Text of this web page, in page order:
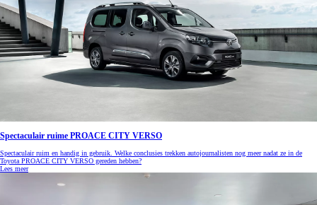
Spectaculair ruime PROACE CITY VERSO
Spectaculair ruim en handig in gebruik. Welke conclusies trekken autojournalisten nog meer nadat ze in de
Toyota PROACE CITY VERSO gereden hebben?
Lees meer